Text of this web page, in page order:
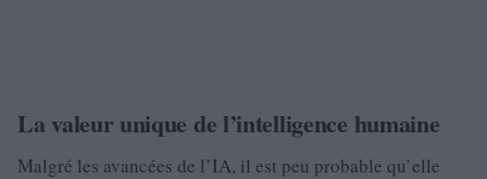
La valeur unique de l’intelligence humaine
Malgré les avancées de l’IA, il est peu probable qu’elle